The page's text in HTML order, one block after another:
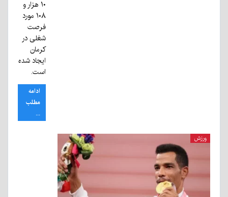
۱۰ هزار و
۱۰۸ مورد
فرصت
شغلی در
کرمان
ایجاد شده
است.
ادامه
مطلب
...
ورزش